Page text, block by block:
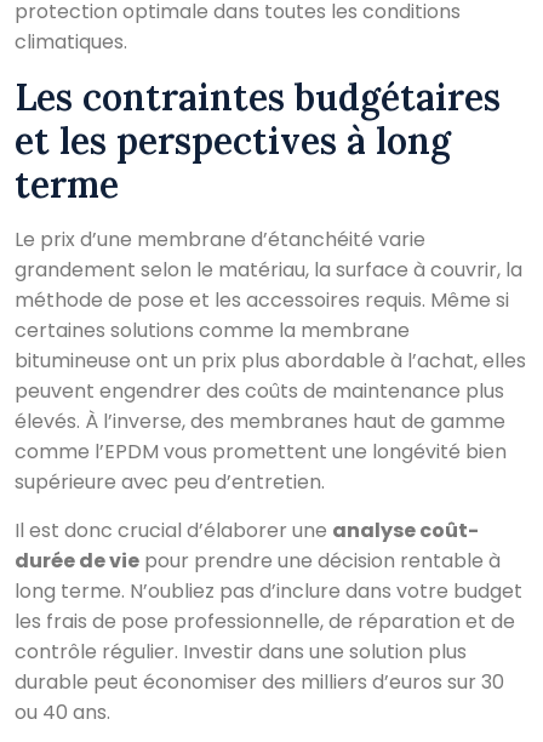
protection optimale dans toutes les conditions
climatiques.
Les contraintes budgétaires
et les perspectives à long
terme
Le prix d’une membrane d’étanchéité varie
grandement selon le matériau, la surface à couvrir, la
méthode de pose et les accessoires requis. Même si
certaines solutions comme la membrane
bitumineuse ont un prix plus abordable à l’achat, elles
peuvent engendrer des coûts de maintenance plus
élevés. À l’inverse, des membranes haut de gamme
comme l’EPDM vous promettent une longévité bien
supérieure avec peu d’entretien.
Il est donc crucial d’élaborer une analyse coût-
durée de vie pour prendre une décision rentable à
long terme. N’oubliez pas d’inclure dans votre budget
les frais de pose professionnelle, de réparation et de
contrôle régulier. Investir dans une solution plus
durable peut économiser des milliers d’euros sur 30
ou 40 ans.